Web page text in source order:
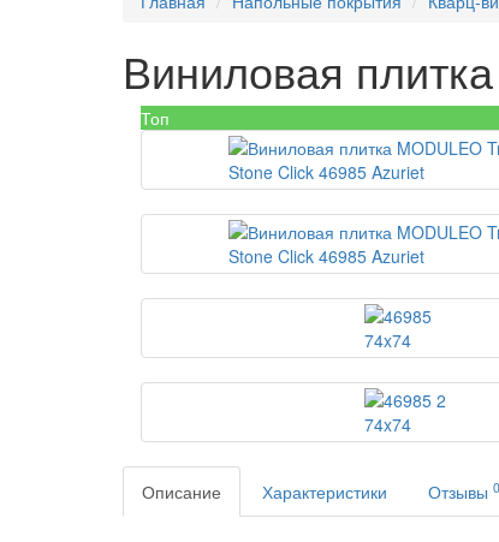
Виниловая
Топ
Описание Характеристики Отзывы 0